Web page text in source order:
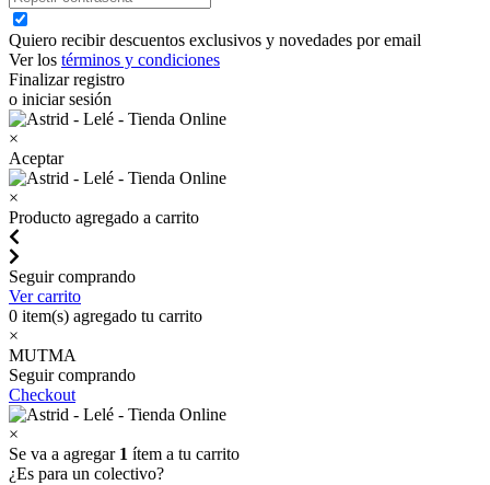
Quiero recibir descuentos exclusivos y novedades por email
Ver los términos y condiciones
Finalizar registro
o iniciar sesión
×
Aceptar
×
Producto agregado a carrito
Seguir comprando
Ver carrito
0 item(s) agregado tu carrito
×
MUTMA
Seguir comprando
Checkout
×
Se va a agregar 1 ítem a tu carrito
¿Es para un colectivo?